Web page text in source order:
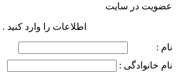
عضویت در سایت
اطلاعات را وارد کنید .
نام :
نام خانوادگی :